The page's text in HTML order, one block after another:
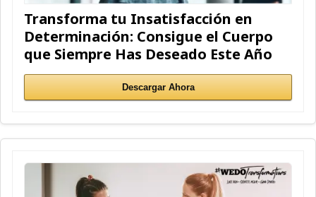
Transforma tu Insatisfacción en
Determinación: Consigue el Cuerpo
que Siempre Has Deseado Este Año
Descargar Ahora